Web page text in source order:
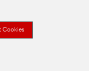
Cookies